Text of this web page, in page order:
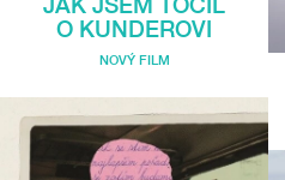
O KUNDEROVI
NOVÝ FILM